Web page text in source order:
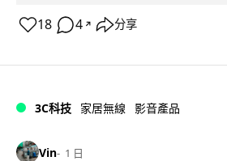
18 4 ↗ 分享
3C科技 家居無線 影音產品
Vin 1 日